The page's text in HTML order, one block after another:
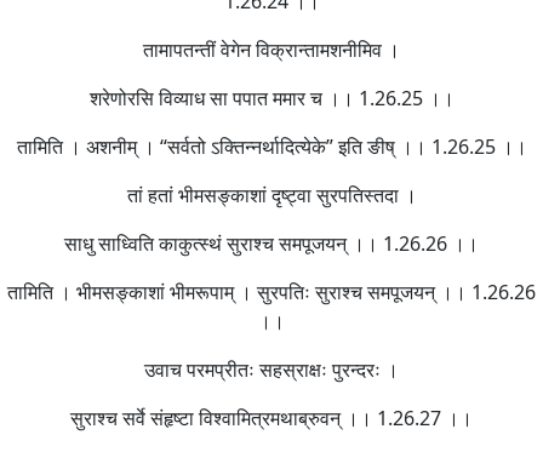
तामापतन्तीं वेगेन विक्रान्तामशनीमिव ।
शरेणोरसि विव्याध सा पपात ममार च ।। 1.26.25 ।।
तामिति । अशनीम् । “सर्वतो ऽक्तिन्नर्थादित्येके” इति ङीष् ।। 1.26.25 ।।
तां हतां भीमसङ्काशां दृष्ट्वा सुरपतिस्तदा ।
साधु साध्विति काकुत्स्थं सुराश्च समपूजयन् ।। 1.26.26 ।।
तामिति । भीमसङ्काशां भीमरूपाम् । सुरपतिः सुराश्च समपूजयन् ।। 1.26.26
।।
उवाच परमप्रीतः सहस्राक्षः पुरन्दरः ।
सुराश्च सर्वे संहृष्टा विश्वामित्रमथाब्रुवन् ।। 1.26.27 ।।